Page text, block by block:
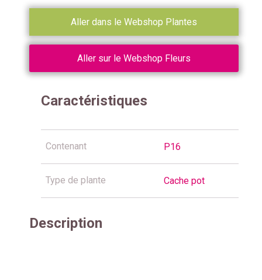
Aller dans le Webshop Plantes
Aller sur le Webshop Fleurs
Caractéristiques
Contenant P16
Type de plante Cache pot
Description